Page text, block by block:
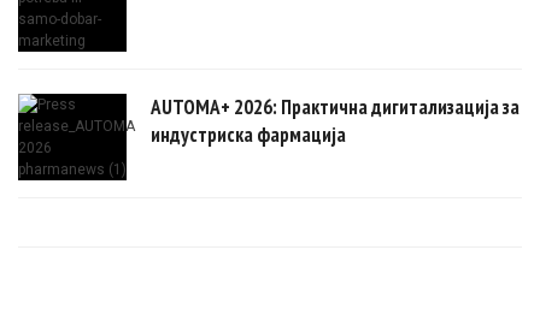
AUTOMA+ 2026: Практична дигитализација за
индустриска фармација